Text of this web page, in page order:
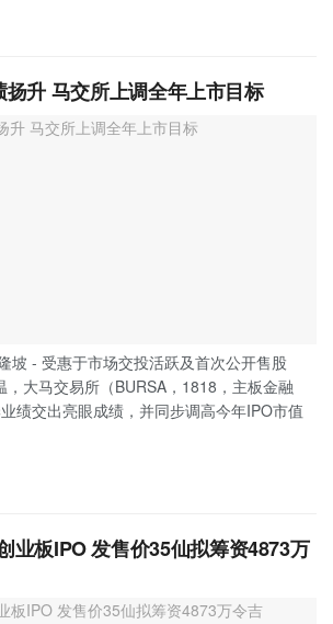
扬升 马交所上调全年上市目标
坡 - 受惠于市场交投活跃及首次公开售股
，大马交易所（BURSA，1818，主板金融
绩交出亮眼成绩，并同步调高今年IPO市值
业板IPO 发售价35仙拟筹资4873万